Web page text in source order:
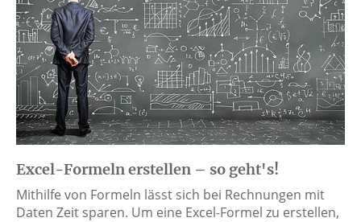
Excel-Formeln erstellen – so geht's!
Mithilfe von Formeln lässt sich bei Rechnungen mit
Daten Zeit sparen. Um eine Excel-Formel zu erstellen,